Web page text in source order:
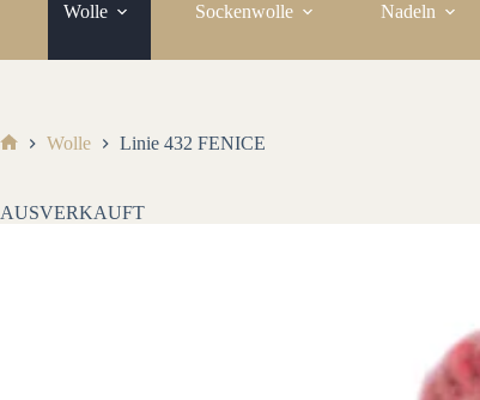
Wolle Sockenwolle Nadeln
Wolle Linie 432 FENICE
AUSVERKAUFT